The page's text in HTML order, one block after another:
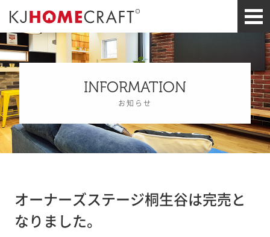
INFORMATION
お知らせ
オーナーズステージ桐生谷は完売と
なりました。